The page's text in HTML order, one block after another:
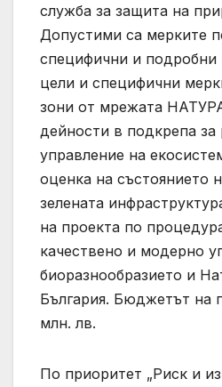
служба за защита на
Допустими са мерките
специфични и
цели и специфични
зони от мрежата
дейности в подкрепа за
управление на
оценка на състоянието
зелената
на проекта по
качествено и модерно
биоразнообразието и
България. Бюджетът на
млн. лв.
По приоритет „Риск и